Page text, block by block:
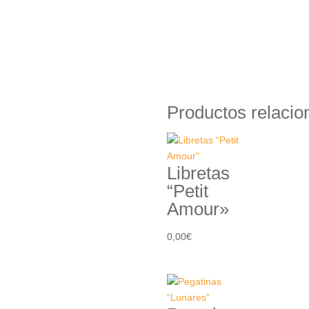
Productos
Libretas
“Petit
Amour»
0,00€